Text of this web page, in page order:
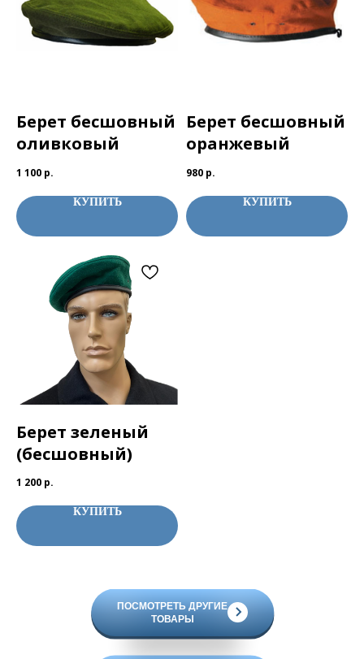
Берет бесшовный
оливковый
1 100 р.
КУПИТЬ
Берет бесшовный
оранжевый
980 р.
КУПИТЬ
Берет зеленый
(бесшовный)
1 200 р.
КУПИТЬ
ПОСМОТРЕТЬ ДРУГИЕ
ТОВАРЫ